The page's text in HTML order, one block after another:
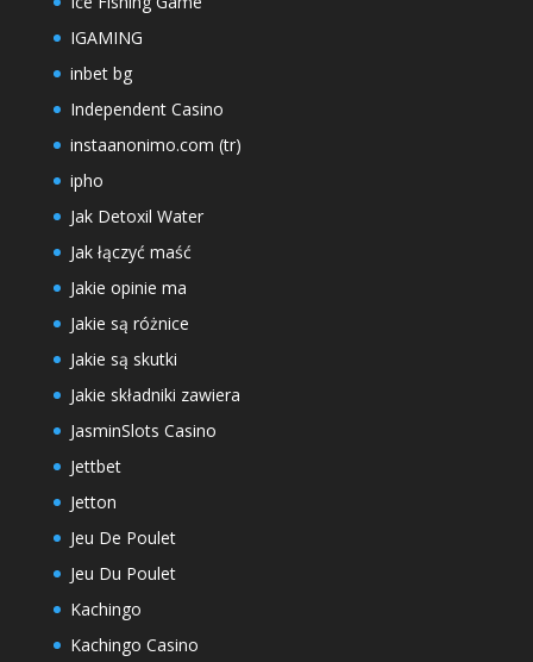
IGAMING
inbet bg
Independent Casino
instaanonimo.com (tr)
ipho
Jak Detoxil Water
Jak łączyć maść
Jakie opinie ma
Jakie są różnice
Jakie są skutki
Jakie składniki zawiera
JasminSlots Casino
Jettbet
Jetton
Jeu De Poulet
Jeu Du Poulet
Kachingo
Kachingo Casino